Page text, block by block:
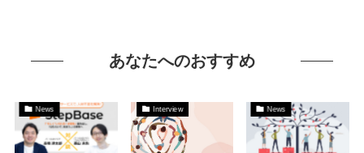
あなたへのおすすめ
News Interview News